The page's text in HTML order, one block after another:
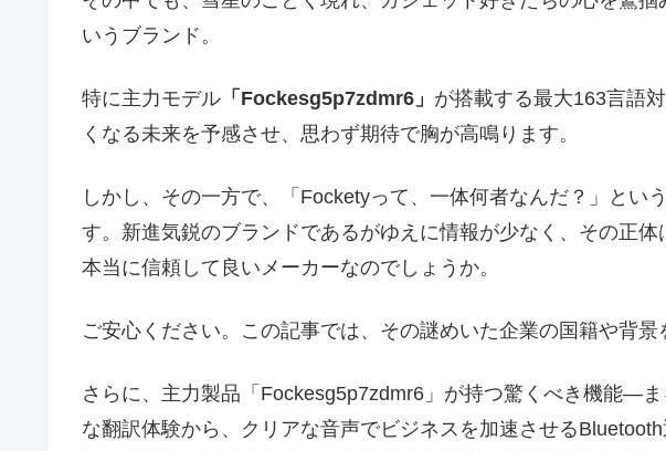
いうブランド。
特に主力モデル 「Fockesg5p7zdmr6」 が搭載する最大163言語
くなる未来を予感させ、思わず期待で胸が高鳴ります。
しかし、その一方で、「Focketyって、一体何者なんだ？」とい
す。新進気鋭のブランドであるがゆえに情報が少なく、その正体
本当に信頼して良いメーカーなのでしょうか。
ご安心ください。この記事では、その謎めいた企業の国籍や背景
さらに、主力製品「Fockesg5p7zdmr6」が持つ驚くべき機能―
な翻訳体験から、クリアな音声でビジネスを加速させる